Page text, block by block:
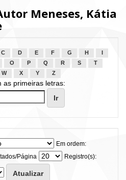
Meneses, Kátia
C D E F G H
O P Q R S
T
W X Y Z
as primeiras letras:
Em ordem:
Página
Registro(s):